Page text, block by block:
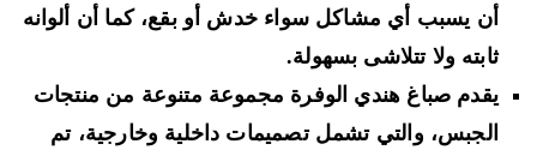
أن يسبب أي مشاكل سواء خدش أو بقع، كما أن ألوانه
ثابته ولا تتلاشى بسهولة.
يقدم صباغ هندي الوفرة مجموعة متنوعة من منتجات
الجبس، والتي تشمل تصميمات داخلية وخارجية، تم